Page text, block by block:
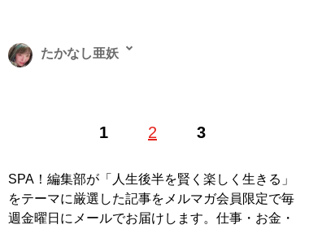
1 2 3
たかなし亜妖
ー後、2018年半ばに引退。ソーシャルゲームのシナリオ
ら作品レビュー、同人作品やセクシービデオの脚本など
あらゆる方面で活躍中。
X（旧Twitter）：
@takanashiaaya
SPA！編集部が「人生後半を賢く楽しく生きる」
をテーマに厳選した記事をメルマガ会員限定で毎
週金曜日にメールでお届けします。仕事・お金・